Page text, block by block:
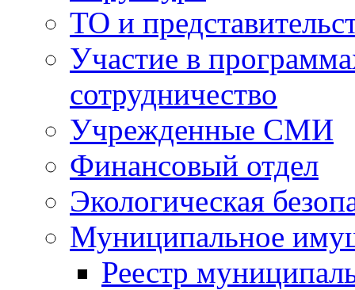
ТО и
Участие в
сотрудничество
Учрежденные СМИ
Финансовый отдел
Экологическая
Муниципальное
Реестр